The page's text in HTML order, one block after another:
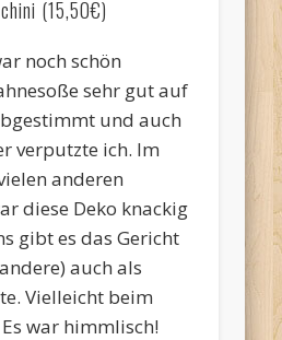
(15,50€)
noch schön
sehr gut auf
und auch
verputzte ich. Im
anderen
diese Deko knackig
gibt es das Gericht
auch als
Vielleicht beim
war himmlisch!